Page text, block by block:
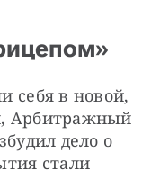
себя в новой,
Арбитражный
дело о
стали